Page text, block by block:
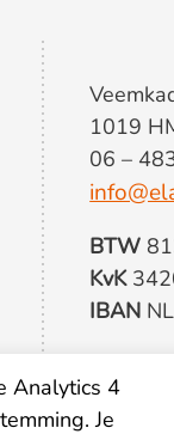
1019
06 –
BTW
KvK
IBAN
Analytics 4
Je